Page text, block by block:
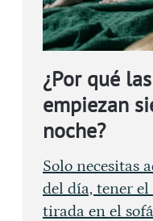
¿Por qué
empiezan
noche?
Solo necesitas
del día, tener
tirada en el